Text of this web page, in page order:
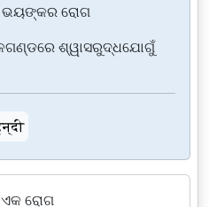
ଭୟଙ୍କର ରୋଗ
ଶ୍ୱାସରୁଦ୍ଧଯୋଗୁଁ
ଏକ ରୋଗ